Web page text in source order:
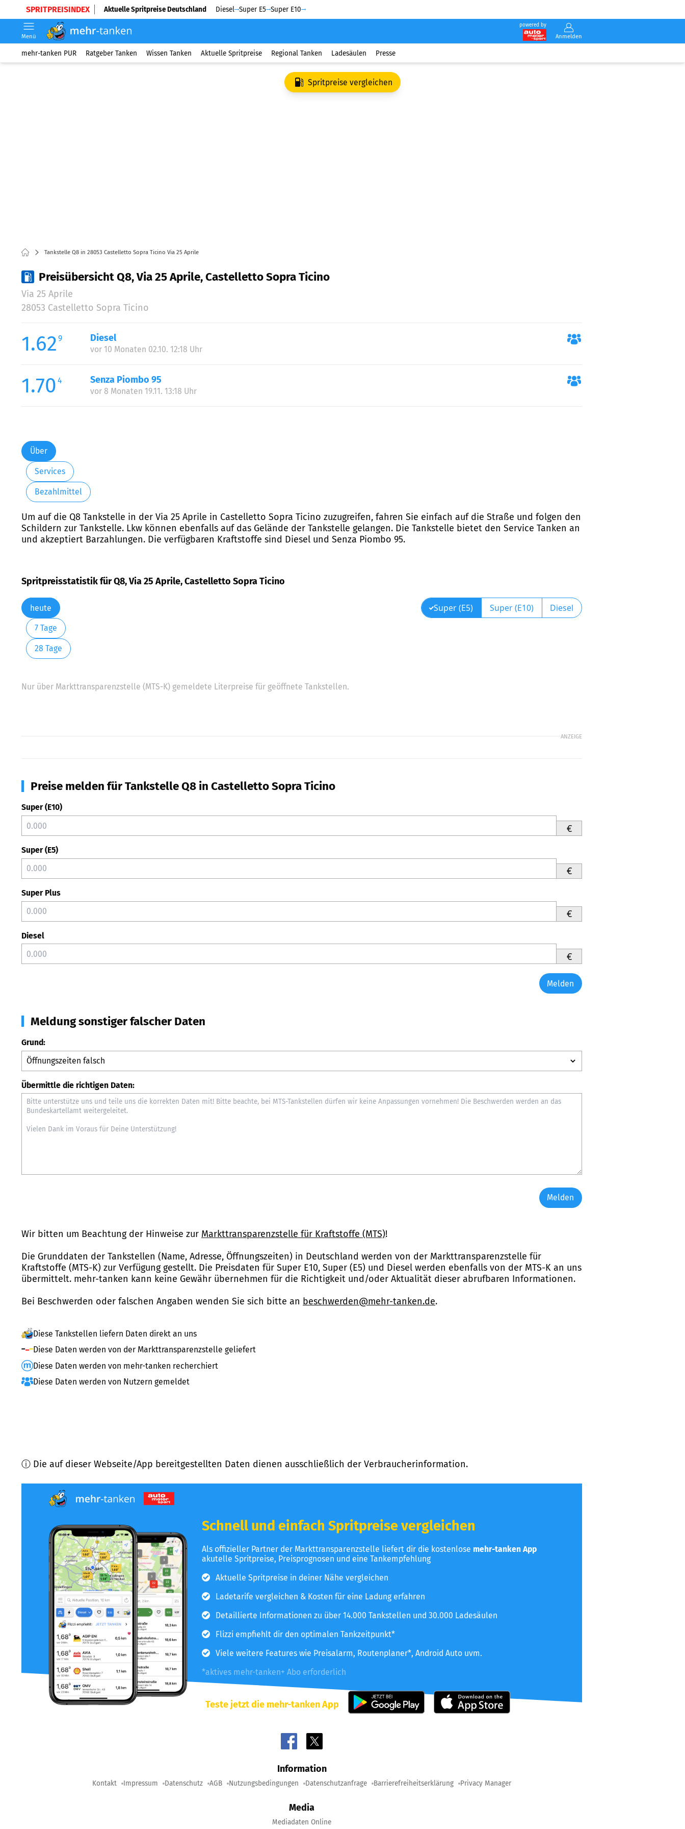
SPRITPREISINDEX Aktuelle Spritpreise Deutschland Diesel Super E5 Super E10
powered by
Anmelden
Menü
mehr-tanken PUR Ratgeber Tanken Wissen Tanken Aktuelle Spritpreise Regional Tanken Ladesäulen Presse
Spritpreise vergleichen
Tankstelle Q8 in 28053 Castelletto Sopra Ticino Via 25 Aprile
Preisübersicht Q8, Via 25 Aprile, Castelletto Sopra Ticino
Via 25 Aprile
28053 Castelletto Sopra Ticino
1.62 9 Diesel
vor 10 Monaten 02.10. 12:18 Uhr
1.70 4 Senza Piombo 95
vor 8 Monaten 19.11. 13:18 Uhr
Über
Services
Bezahlmittel
Um auf die Q8 Tankstelle in der Via 25 Aprile in Castelletto Sopra Ticino zuzugreifen, fahren Sie einfach auf die Straße und folgen den
Schildern zur Tankstelle. Lkw können ebenfalls auf das Gelände der Tankstelle gelangen. Die Tankstelle bietet den Service Tanken an
und akzeptiert Barzahlungen. Die verfügbaren Kraftstoffe sind Diesel und Senza Piombo 95.
Spritpreisstatistik für Q8, Via 25 Aprile, Castelletto Sopra Ticino
heute
7 Tage
28 Tage
Super (E5) Super (E10) Diesel
Nur über Markttransparenzstelle (MTS-K) gemeldete Literpreise für geöffnete Tankstellen.
ANZEIGE
Preise melden für Tankstelle Q8 in Castelletto Sopra Ticino
Super (E10)
€
Super (E5)
€
Super Plus
€
Diesel
€
Melden
Meldung sonstiger falscher Daten
Grund:
Übermittle die richtigen Daten:
Melden
Wir bitten um Beachtung der Hinweise zur Markttransparenzstelle für Kraftstoffe (MTS)!
Die Grunddaten der Tankstellen (Name, Adresse, Öffnungszeiten) in Deutschland werden von der Markttransparenzstelle für
Kraftstoffe (MTS-K) zur Verfügung gestellt. Die Preisdaten für Super E10, Super (E5) und Diesel werden ebenfalls von der MTS-K an uns
übermittelt. mehr-tanken kann keine Gewähr übernehmen für die Richtigkeit und/oder Aktualität dieser abrufbaren Informationen.
Bei Beschwerden oder falschen Angaben wenden Sie sich bitte an beschwerden@mehr-tanken.de.
Diese Tankstellen liefern Daten direkt an uns
Diese Daten werden von der Markttransparenzstelle geliefert
Diese Daten werden von mehr-tanken recherchiert
Diese Daten werden von Nutzern gemeldet
ⓘ Die auf dieser Webseite/App bereitgestellten Daten dienen ausschließlich der Verbraucherinformation.
Schnell und einfach Spritpreise vergleichen
Als offizieller Partner der Markttransparenzstelle liefert dir die kostenlose mehr-tanken App
akutelle Spritpreise, Preisprognosen und eine Tankempfehlung
Aktuelle Spritpreise in deiner Nähe vergleichen
Ladetarife vergleichen & Kosten für eine Ladung erfahren
Detaillierte Informationen zu über 14.000 Tankstellen und 30.000 Ladesäulen
Flizzi empfiehlt dir den optimalen Tankzeitpunkt*
Viele weitere Features wie Preisalarm, Routenplaner*, Android Auto uvm.
*aktives mehr-tanken+ Abo erforderlich
Teste jetzt die mehr-tanken App
Information
Kontakt Impressum Datenschutz AGB Nutzungsbedingungen Datenschutzanfrage Barrierefreiheitserklärung Privacy Manager
Media
Mediadaten Online